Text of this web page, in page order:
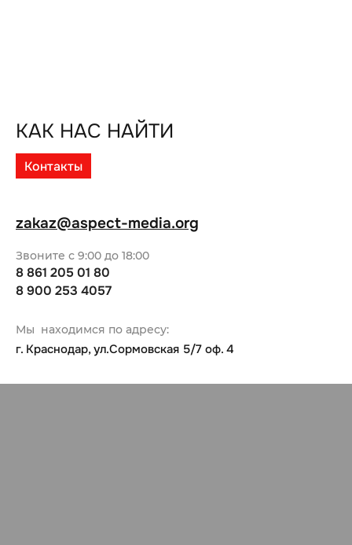
КАК НАС НАЙТИ
Контакты
Мы находимся по адресу:
г. Краснодар, ул.Сормовская 5/7 оф. 4
Звоните с 9:00 до 18:00
8 861 205 01 80
8 900 253 4057
zakaz@aspect-media.org